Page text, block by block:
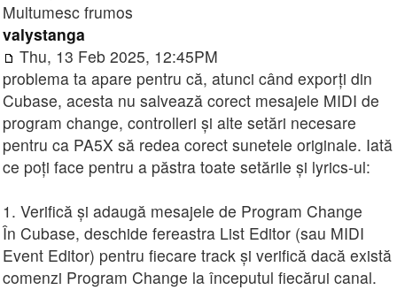
Multumesc frumos
valystanga
Thu, 13 Feb 2025, 12:45PM
problema ta apare pentru că, atunci când exporți din
Cubase, acesta nu salvează corect mesajele MIDI de
program change, controlleri și alte setări necesare
pentru ca PA5X să redea corect sunetele originale. Iată
ce poți face pentru a păstra toate setările și lyrics-ul:
1. Verifică și adaugă mesajele de Program Change
În Cubase, deschide fereastra List Editor (sau MIDI
Event Editor) pentru fiecare track și verifică dacă există
comenzi Program Change la începutul fiecărui canal.